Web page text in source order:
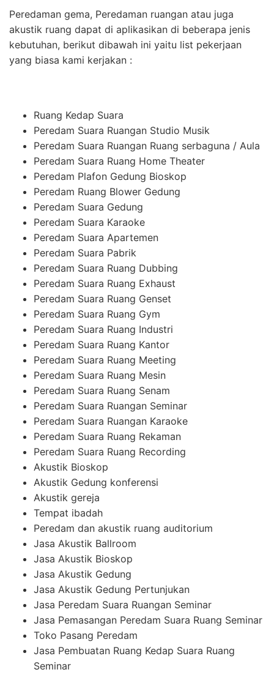
Peredaman gema, Peredaman ruangan atau juga
akustik ruang dapat di aplikasikan di beberapa jenis
kebutuhan, berikut dibawah ini yaitu list pekerjaan
yang biasa kami kerjakan :
Ruang Kedap Suara
Peredam Suara Ruangan Studio Musik
Peredam Suara Ruangan Ruang serbaguna / Aula
Peredam Suara Ruang Home Theater
Peredam Plafon Gedung Bioskop
Peredam Ruang Blower Gedung
Peredam Suara Gedung
Peredam Suara Karaoke
Peredam Suara Apartemen
Peredam Suara Pabrik
Peredam Suara Ruang Dubbing
Peredam Suara Ruang Exhaust
Peredam Suara Ruang Genset
Peredam Suara Ruang Gym
Peredam Suara Ruang Industri
Peredam Suara Ruang Kantor
Peredam Suara Ruang Meeting
Peredam Suara Ruang Mesin
Peredam Suara Ruang Senam
Peredam Suara Ruangan Seminar
Peredam Suara Ruangan Karaoke
Peredam Suara Ruang Rekaman
Peredam Suara Ruang Recording
Akustik Bioskop
Akustik Gedung konferensi
Akustik gereja
Tempat ibadah
Peredam dan akustik ruang auditorium
Jasa Akustik Ballroom
Jasa Akustik Bioskop
Jasa Akustik Gedung
Jasa Akustik Gedung Pertunjukan
Jasa Peredam Suara Ruangan Seminar
Jasa Pemasangan Peredam Suara Ruang Seminar
Toko Pasang Peredam
Jasa Pembuatan Ruang Kedap Suara Ruang
Seminar